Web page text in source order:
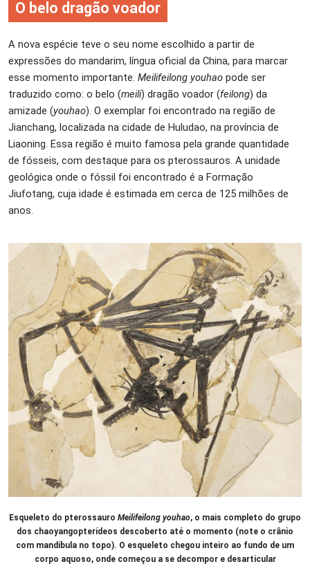
O belo dragão voador
A nova espécie teve o seu nome escolhido a partir de
expressões do mandarim, língua oficial da China, para marcar
esse momento importante. Meilifeilong youhao pode ser
traduzido como: o belo (meili) dragão voador (feilong) da
amizade (youhao). O exemplar foi encontrado na região de
Jianchang, localizada na cidade de Huludao, na província de
Liaoning. Essa região é muito famosa pela grande quantidade
de fósseis, com destaque para os pterossauros. A unidade
geológica onde o fóssil foi encontrado é a Formação
Jiufotang, cuja idade é estimada em cerca de 125 milhões de
anos.
Esqueleto do pterossauro Meilifeilong youhao, o mais completo do grupo
dos chaoyangopterídeos descoberto até o momento (note o crânio
com mandíbula no topo). O esqueleto chegou inteiro ao fundo de um
corpo aquoso, onde começou a se decompor e desarticular